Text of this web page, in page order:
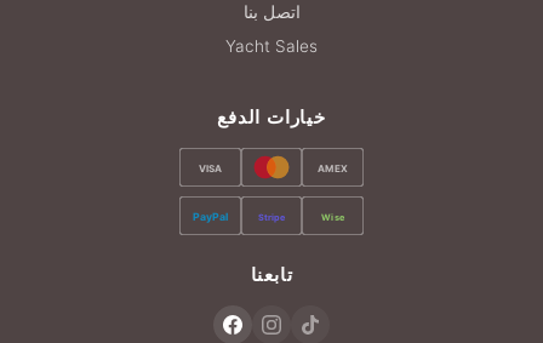
اتصل بنا
Yacht Sales
خيارات الدفع
VISA AMEX
PayPal Stripe Wise
تابعنا